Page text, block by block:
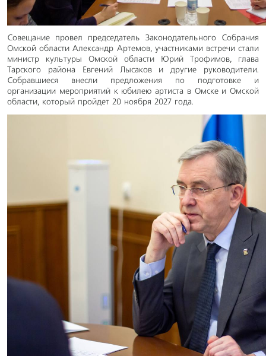
Совещание провел председатель Законодательного Собрания
Омской области Александр Артемов, участниками встречи стали
министр культуры Омской области Юрий Трофимов, глава
Тарского района Евгений Лысаков и другие руководители.
Собравшиеся внесли предложения по подготовке и
организации мероприятий к юбилею артиста в Омске и Омской
области, который пройдет 20 ноября 2027 года.